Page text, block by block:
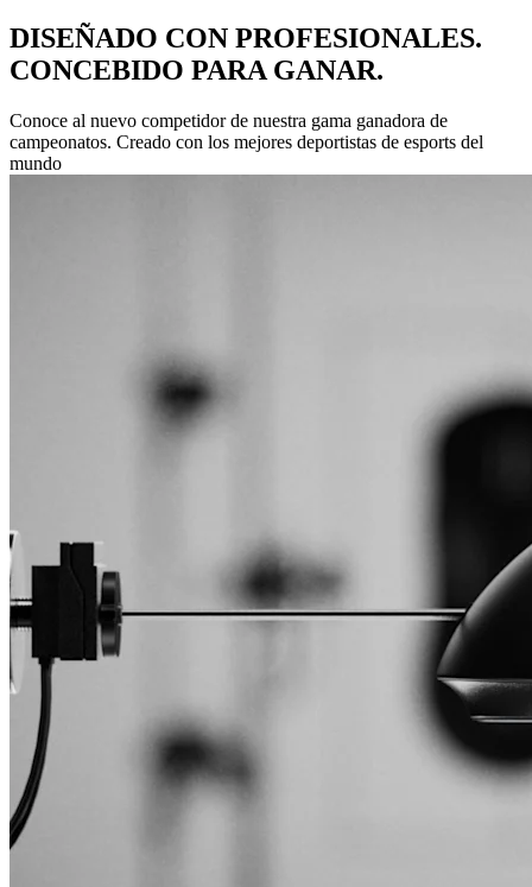
DISEÑADO CON PROFESIONALES.
CONCEBIDO PARA GANAR.
Conoce al nuevo competidor de nuestra gama ganadora de
campeonatos. Creado con los mejores deportistas de esports del
mundo